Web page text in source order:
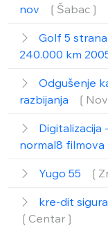
nov
❲Šabac❳
Golf 5
240.000 km
Odgušenje
razbijanja
Digitalizacija
normal8 filmova
Yugo 55
kre-dit
❲Centar❳